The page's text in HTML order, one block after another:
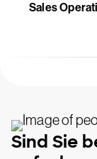
Sales
Sind Sie